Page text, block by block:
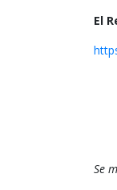
El
Se